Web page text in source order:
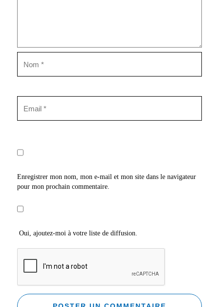
Enregistrer mon nom, mon e-mail et mon site dans le navigateur
pour mon prochain commentaire.
Oui, ajoutez-moi à votre liste de diffusion.